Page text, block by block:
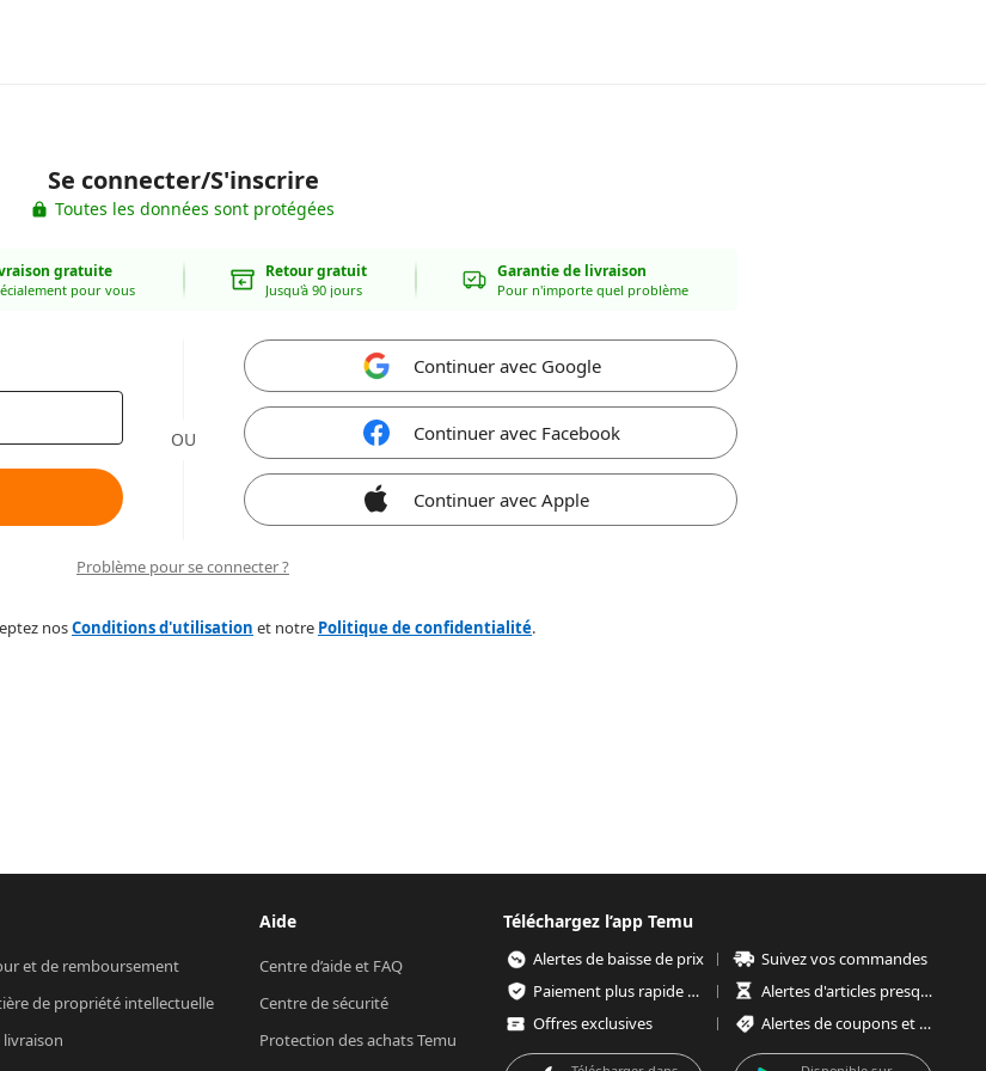
Se connecter/S'inscrire
Toutes les données sont protégées
gratuite
pour vous
Retour gratuit
Jusqu'à 90 jours
Garantie de livraison
Pour n'importe quel problème
OU
Continuer avec Google
Continuer avec Facebook
Continuer avec Apple
Problème pour se connecter ?
nosConditions d'utilisation et notre Politique de confidentialité.
et de remboursement
de propriété intellectuelle
Aide
Centre d’aide et FAQ
Centre de sécurité
Protection des achats Temu
Téléchargez l’app Temu
Alertes de baisse de prix
Suivez vos commandes
Paiement plus rapide et plus sécurisé
Alertes d'articles presque épuisés
Offres exclusives
Alertes de coupons et d'offres